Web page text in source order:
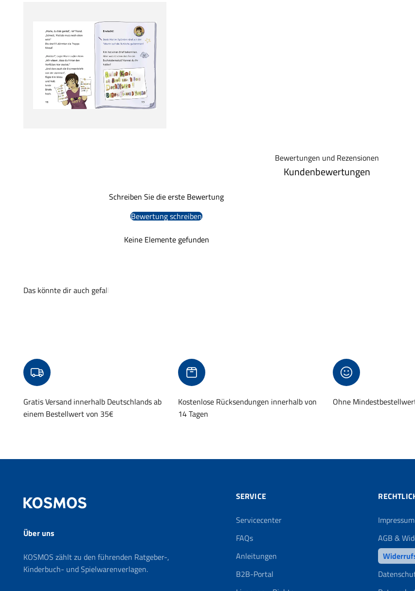
Bewertungen und Rezensionen
Kundenbewertungen
Schreiben Sie die erste Bewertung
Bewertung schreiben
Keine Elemente gefunden
Gratis Versand innerhalb Deutschlands ab
einem Bestellwert von 35€
Kostenlose Rücksendungen innerhalb von
14 Tagen
Ohne
Über uns
KOSMOS zählt zu den führenden Ratgeber-,
Kinderbuch- und Spielwarenverlagen.
SERVICE
Servicecenter
FAQs
Anleitungen
B2B-Portal
Impressum
AGB &